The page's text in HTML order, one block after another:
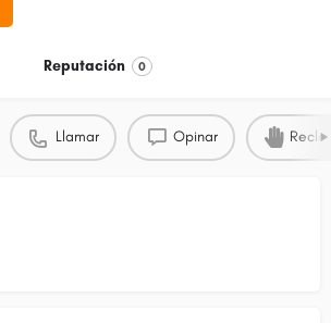
Reputación 0
Llamar Opinar